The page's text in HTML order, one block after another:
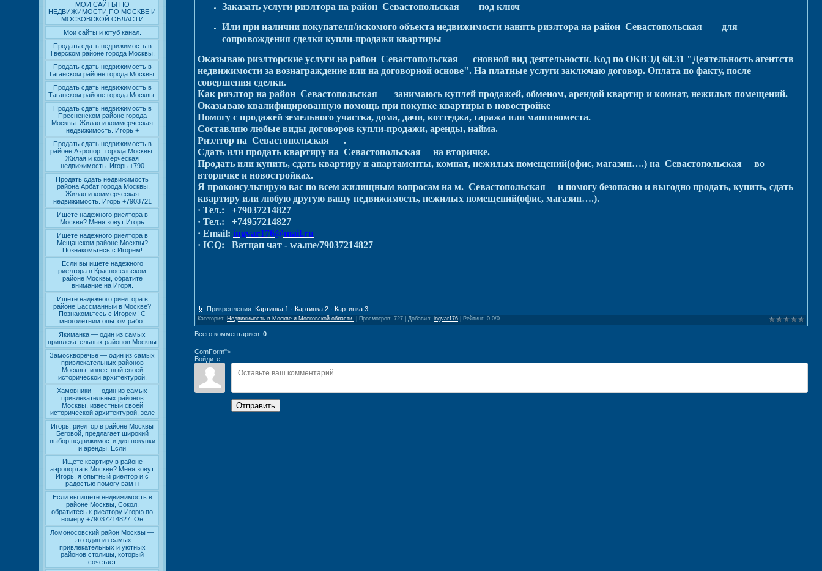
МОИ САЙТЫ ПО
НЕДВИЖИМОСТИ ПО МОСКВЕ И
МОСКОВСКОЙ ОБЛАСТИ
Мои сайты и ютуб канал.
Продать сдать недвижимость в
Тверском районе города Москвы.
Продать сдать недвижимость в
Таганском районе города Москвы.
Продать сдать недвижимость в
Таганском районе города Москвы.
Продать сдать недвижимость в
Пресненском районе города
Москвы. Жилая и коммерческая
недвижимость. Игорь +
Продать сдать недвижимость в
районе Аэропорт города Москвы.
Жилая и коммерческая
недвижимость. Игорь +790
Продать сдать недвижимость
района Арбат города Москвы.
Жилая и коммерческая
недвижимость. Игорь +7903721
Ищете надежного риелтора в
Москве? Меня зовут Игорь
Ищете надежного риелтора в
Мещанском районе Москвы?
Познакомьтесь с Игорем!
Если вы ищете надежного
риелтора в Красносельском
районе Москвы, обратите
внимание на Игоря.
Ищете надежного риелтора в
районе Бассманный в Москве?
Познакомьтесь с Игорем! С
многолетним опытом работ
Якиманка — один из самых
привлекательных районов Москвы
Замоскворечье — один из самых
привлекательных районов
Москвы, известный своей
исторической архитектурой,
Хамовники — один из самых
привлекательных районов
Москвы, известный своей
исторической архитектурой, зеле
Игорь, риелтор в районе Москвы
Беговой, предлагает широкий
выбор недвижимости для покупки
и аренды. Если
Ищете квартиру в районе
аэропорта в Москве? Меня зовут
Игорь, я опытный риелтор и с
радостью помогу вам н
Если вы ищете недвижимость в
районе Москвы, Сокол,
обратитесь к риелтору Игорю по
номеру +79037214827. Он
Ломоносовский район Москвы —
это один из самых
привлекательных и уютных
районов столицы, который
сочетает
Заказать услуги риэлтора на район Севастопольская под ключ
Или при наличии покупателя/искомого объекта недвижимости нанять риэлтора на район Севастопольская для
сопровождения сделки купли-продажи квартиры
Оказываю риэлторские услуги на район Севастопольская сновной вид деятельности. Код по ОКВЭД 68.31 "Деятельность агентств
недвижимости за вознаграждение или на договорной основе". На платные услуги заключаю договор. Оплата по факту, после
совершения сделки.
Как риэлтор на район Севастопольская занимаюсь куплей продажей, обменом, арендой квартир и комнат, нежилых помещений.
Оказываю квалифицированную помощь при покупке квартиры в новостройке
Помогу с продажей земельного участка, дома, дачи, коттеджа, гаража или машиноместа.
Составляю любые виды договоров купли-продажи, аренды, найма.
Риэлтор на Севастопольская .
Сдать или продать квартиру на Севастопольская на вторичке.
Продать или купить, сдать квартиру и апартаменты, комнат, нежилых помещений(офис, магазин….) на Севастопольская во
вторичке и новостройках.
Я проконсультирую вас по всем жилищным вопросам на м. Севастопольская и помогу безопасно и выгодно продать, купить, сдать
квартиру или любую другую вашу недвижимость, нежилых помещений(офис, магазин….).
· Тел.: +79037214827
· Тел.: +74957214827
· Email: ingvar176@mail.ru
· ICQ: Ватцап чат - wa.me/79037214827
Прикрепления: Картинка 1 · Картинка 2 · Картинка 3
Категория: Недвижимость в Москве и Московской области. Просмотров: 727 Добавил: ingvar176 Рейтинг: 0.0/0
Всего комментариев: 0
ComForm">
Войдите:
Отправить